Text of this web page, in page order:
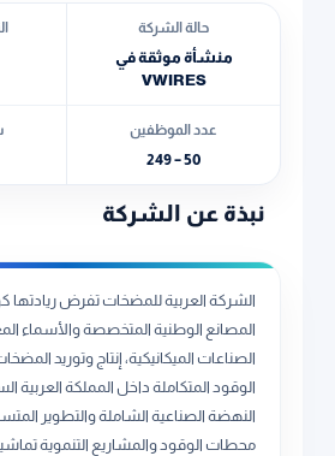
حالة الشركة
منشأة موثقة في
VWIRES
عدد الموظفين
50 – 249
نبذة عن الشركة
الشركة العربية للمضخات تفرض ريادتها
المصانع الوطنية المتخصصة والأسماء
الصناعات الميكانيكية، إنتاج وتوريد
الوقود المتكاملة داخل المملكة
النهضة الصناعية الشاملة والتطوير
محطات الوقود والمشاريع التنموية